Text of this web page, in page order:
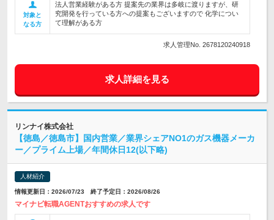
対象と
なる方
法人営業経験がある方 提案先の業界は多岐に渡りますが、研
究開発を行っている方への提案もございますので 化学につい
て理解がある方
求人管理No. 2678120240918
求人詳細を見る
リンナイ株式会社
【徳島／徳島市】国内営業／業界シェアNO1のガス機器メーカ
ー／プライム上場／年間休日12(以下略)
人材紹介
情報更新日：2026/07/23 終了予定日：2026/08/26
マイナビ転職AGENTおすすめの求人です